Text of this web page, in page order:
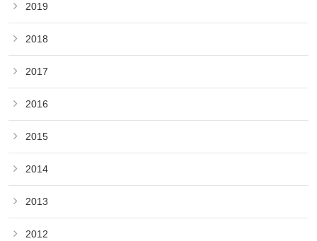
2019
2018
2017
2016
2015
2014
2013
2012